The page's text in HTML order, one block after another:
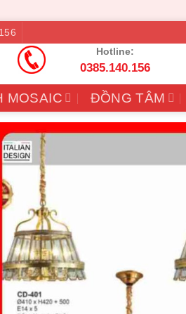
Hotline:
0385.140.156
MOSAIC ĐỒNG TÂM